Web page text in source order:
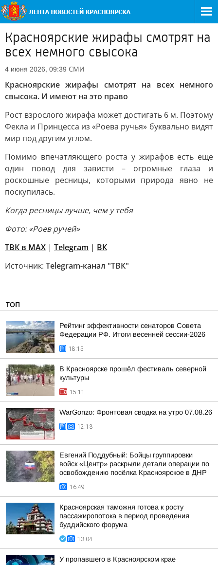
Красноярские жирафы смотрят на
всех немного свысока
4 июня 2026, 09:39 СМИ
Красноярские жирафы смотрят на всех немного
свысока. И имеют на это право
Рост взрослого жирафа может достигать 6 м. Поэтому
Фекла и Принцесса из «Роева ручья» буквально видят
мир под другим углом.
Помимо впечатляющего роста у жирафов есть еще
один повод для зависти – огромные глаза и
роскошные ресницы, которыми природа явно не
поскупилась.
Когда ресницы лучше, чем у тебя
Фото: «Роев ручей»
ТВК в MAX | Telegram | ВК
Источник: Telegram-канал "ТВК"
ТОП
Рейтинг эффективности сенаторов Совета
Федерации РФ. Итоги весенней сессии-2026
18:15
В Красноярске прошёл фестиваль северной
культуры
15:11
WarGonzo: Фронтовая сводка на утро 07.08.26
12:13
Евгений Поддубный: Бойцы группировки
войск «Центр» раскрыли детали операции по
освобождению посёлка Красноярское в ДНР
16:49
Красноярская таможня готова к росту
пассажиропотока в период проведения
буддийского форума
13:04
У пропавшего в Красноярском крае